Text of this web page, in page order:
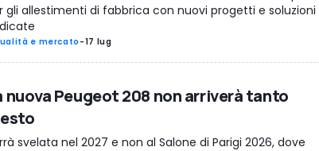
gli allestimenti di fabbrica con nuovi progetti e soluzioni
e mercato-17 lug
nuova Peugeot 208 non arriverà tanto
svelata nel 2027 e non al Salone di Parigi 2026, dove